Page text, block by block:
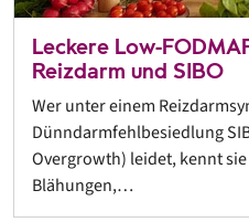
Leckere Low-
Reizdarm und SIBO
Wer unter einem
Dünndarmfehlbesiedlung
Overgrowth) leidet, kennt
Blähungen,…